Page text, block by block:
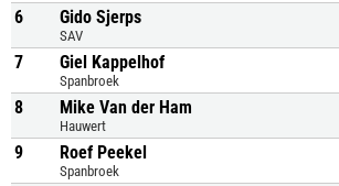
6 Gido Sjerps
SAV
7 Giel Kappelhof
Spanbroek
8 Mike Van der Ham
Hauwert
9 Roef Peekel
Spanbroek